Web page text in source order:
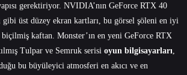
gerektiriyor. NVIDIA’nın GeForce RTX 40
üst düzey ekran kartları, bu görsel şöleni en iyi
biçilmiş kaftan. Monster’ın en yeni GeForce RTX
Tulpar ve Semruk serisi oyun bilgisayarları
bu büyüleyici atmosferi en akıcı ve en